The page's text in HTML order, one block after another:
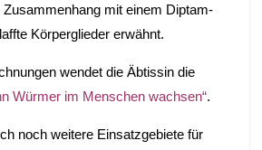
Zusammenhang mit einem Diptam-
Körperglieder erwähnt.
wendet die Äbtissin die
Würmer im Menschen wachsen“.
noch weitere Einsatzgebiete für